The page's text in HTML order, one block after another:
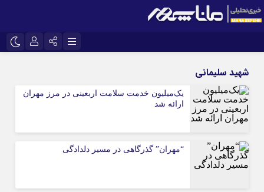
سروش
آپارات رمز عبور
مرا به خاطر بسپار
شهید سلیمانی
یک‌میلیون خدمت سلامت اربعینی در مرز مهران
ارائه شد
“مهران” گذرگاهی در مسیر دلدادگی